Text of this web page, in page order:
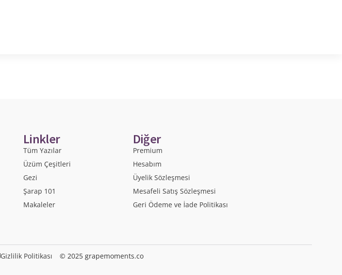
Linkler
Tüm Yazılar
Üzüm Çeşitleri
Gezi
Şarap 101
Makaleler
Diğer
Premium
Hesabım
Üyelik Sözleşmesi
Mesafeli Satış Sözleşmesi
Geri Ödeme ve İade Politikası
Gizlilik Politikası © 2025 grapemoments.co